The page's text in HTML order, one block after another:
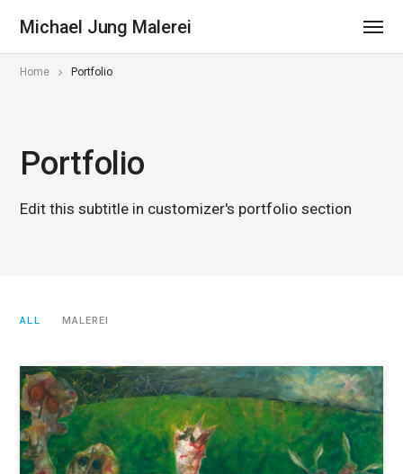
Michael Jung Malerei
Home Portfolio
Portfolio
Edit this subtitle in customizer's portfolio section
ALL MALEREI